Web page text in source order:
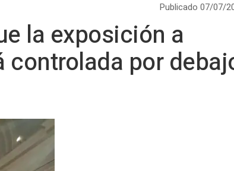
Publicado 07/07/
la exposición a
por